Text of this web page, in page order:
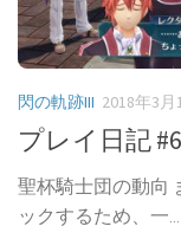
閃の軌跡III 2018年3月
プレイ日記
聖杯騎士団の動向
ックするため、一...